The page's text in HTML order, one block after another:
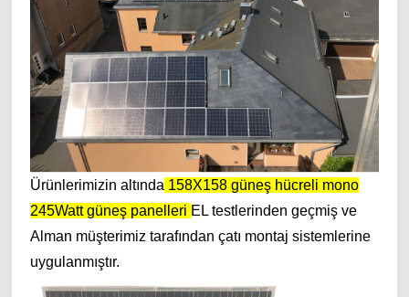
Ürünlerimizin altında 158X158 güneş hücreli mono
245Watt güneş panelleri EL testlerinden geçmiş ve
Alman müşterimiz tarafından çatı montaj sistemlerine
uygulanmıştır.